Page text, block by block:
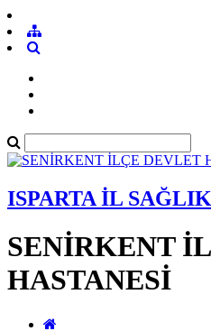
ISPARTA İL
SENİRKENT
HASTANESİ